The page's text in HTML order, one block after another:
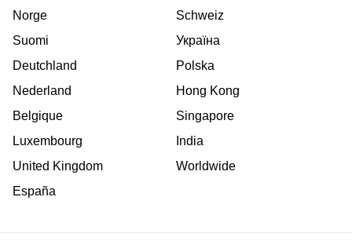
Norge
Suomi
Deutchland
Nederland
Belgique
Luxembourg
United Kingdom
España
Schweiz
Україна
Polska
Hong Kong
Singapore
India
Worldwide